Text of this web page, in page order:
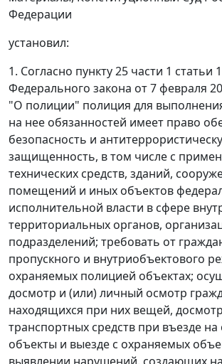
Федерации
установил:
1. Согласно пункту 25 части 1 статьи
Федерального закона от 7 февраля
"О полиции" полиция для
на нее обязанностей имеет право
безопасность и
защищенность, в том числе с
технических средств, зданий,
помещений и иных объектов
исполнительной власти в сфере
территориальных органов,
подразделений; требовать от
пропускного и внутриобъектового
охраняемых полицией объектах;
досмотр и (или) личный осмотр
находящихся при них вещей,
транспортных средств при въезде
объекты и выезде с охраняемых